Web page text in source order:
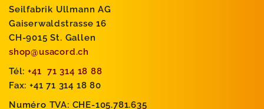
Seilfabrik Ullmann AG
Gaiserwaldstrasse 16
CH-9015 St. Gallen
shop@usacord.ch
Tél: +41 71 314 18 88
Fax: +41 71 314 18 80
Numéro TVA: CHE-105.781.635